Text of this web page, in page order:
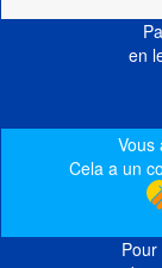
en
Vous
Cela a un